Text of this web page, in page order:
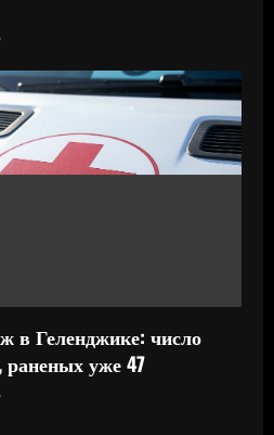
Геленджике: число
уже 47